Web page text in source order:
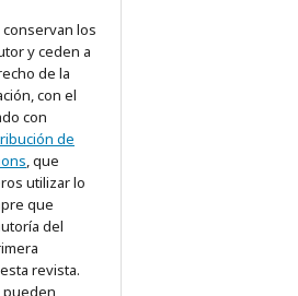
los
y ceden a
de la
con el
con
de
, que
utilizar lo
que
del
revista.
pueden